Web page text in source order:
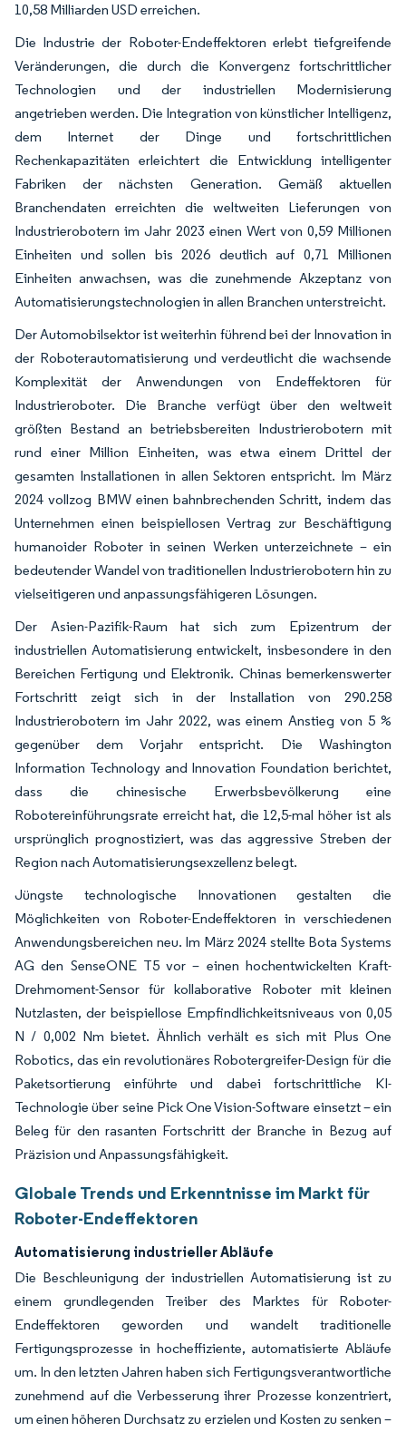
10,58 Milliarden USD erreichen.
Die Industrie der Roboter-Endeffektoren erlebt tiefgreifende
Veränderungen, die durch die Konvergenz fortschrittlicher
Technologien und der industriellen Modernisierung
angetrieben werden. Die Integration von künstlicher Intelligenz,
dem Internet der Dinge und fortschrittlichen
Rechenkapazitäten erleichtert die Entwicklung intelligenter
Fabriken der nächsten Generation. Gemäß aktuellen
Branchendaten erreichten die weltweiten Lieferungen von
Industrierobotern im Jahr 2023 einen Wert von 0,59 Millionen
Einheiten und sollen bis 2026 deutlich auf 0,71 Millionen
Einheiten anwachsen, was die zunehmende Akzeptanz von
Automatisierungstechnologien in allen Branchen unterstreicht.
Der Automobilsektor ist weiterhin führend bei der Innovation in
der Roboterautomatisierung und verdeutlicht die wachsende
Komplexität der Anwendungen von Endeffektoren für
Industrieroboter. Die Branche verfügt über den weltweit
größten Bestand an betriebsbereiten Industrierobotern mit
rund einer Million Einheiten, was etwa einem Drittel der
gesamten Installationen in allen Sektoren entspricht. Im März
2024 vollzog BMW einen bahnbrechenden Schritt, indem das
Unternehmen einen beispiellosen Vertrag zur Beschäftigung
humanoider Roboter in seinen Werken unterzeichnete – ein
bedeutender Wandel von traditionellen Industrierobotern hin zu
vielseitigeren und anpassungsfähigeren Lösungen.
Der Asien-Pazifik-Raum hat sich zum Epizentrum der
industriellen Automatisierung entwickelt, insbesondere in den
Bereichen Fertigung und Elektronik. Chinas bemerkenswerter
Fortschritt zeigt sich in der Installation von 290.258
Industrierobotern im Jahr 2022, was einem Anstieg von 5 %
gegenüber dem Vorjahr entspricht. Die Washington
Information Technology and Innovation Foundation berichtet,
dass die chinesische Erwerbsbevölkerung eine
Robotereinführungsrate erreicht hat, die 12,5-mal höher ist als
ursprünglich prognostiziert, was das aggressive Streben der
Region nach Automatisierungsexzellenz belegt.
Jüngste technologische Innovationen gestalten die
Möglichkeiten von Roboter-Endeffektoren in verschiedenen
Anwendungsbereichen neu. Im März 2024 stellte Bota Systems
AG den SenseONE T5 vor – einen hochentwickelten Kraft-
Drehmoment-Sensor für kollaborative Roboter mit kleinen
Nutzlasten, der beispiellose Empfindlichkeitsniveaus von 0,05
N / 0,002 Nm bietet. Ähnlich verhält es sich mit Plus One
Robotics, das ein revolutionäres Robotergreifer-Design für die
Paketsortierung einführte und dabei fortschrittliche KI-
Technologie über seine Pick One Vision-Software einsetzt – ein
Beleg für den rasanten Fortschritt der Branche in Bezug auf
Präzision und Anpassungsfähigkeit.
Globale Trends und Erkenntnisse im Markt für
Roboter-Endeffektoren
Automatisierung industrieller Abläufe
Die Beschleunigung der industriellen Automatisierung ist zu
einem grundlegenden Treiber des Marktes für Roboter-
Endeffektoren geworden und wandelt traditionelle
Fertigungsprozesse in hocheffiziente, automatisierte Abläufe
um. In den letzten Jahren haben sich Fertigungsverantwortliche
zunehmend auf die Verbesserung ihrer Prozesse konzentriert,
um einen höheren Durchsatz zu erzielen und Kosten zu senken –